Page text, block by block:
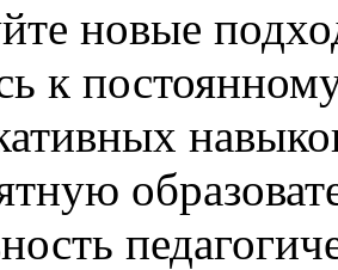
новые
к